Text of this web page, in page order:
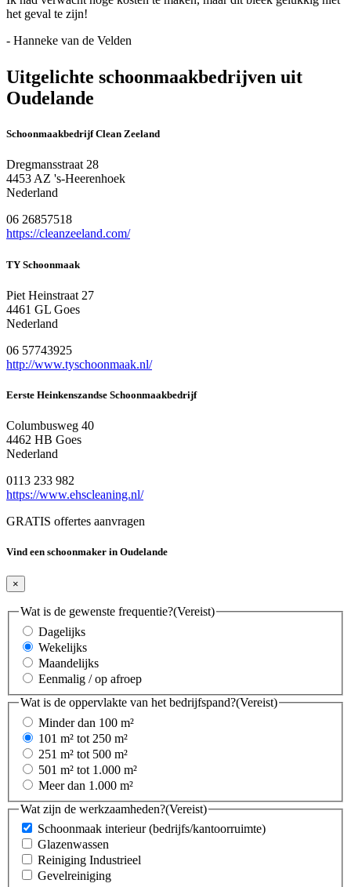
het geval te zijn!
- Hanneke van de Velden
Uitgelichte schoonmaakbedrijven uit
Oudelande
Schoonmaakbedrijf Clean Zeeland
Dregmansstraat 28
4453 AZ 's-Heerenhoek
Nederland
06 26857518
https://cleanzeeland.com/
TY Schoonmaak
Piet Heinstraat 27
4461 GL Goes
Nederland
06 57743925
http://www.tyschoonmaak.nl/
Eerste Heinkenszandse Schoonmaakbedrijf
Columbusweg 40
4462 HB Goes
Nederland
0113 233 982
https://www.ehscleaning.nl/
GRATIS offertes aanvragen
Vind een schoonmaker in Oudelande
×
Wat is de gewenste frequentie?(Vereist)
Dagelijks
Wekelijks
Maandelijks
Eenmalig / op afroep
Wat is de oppervlakte van het bedrijfspand?(Vereist)
Minder dan 100 m²
101 m² tot 250 m²
251 m² tot 500 m²
501 m² tot 1.000 m²
Meer dan 1.000 m²
Wat zijn de werkzaamheden?(Vereist)
Schoonmaak interieur (bedrijfs/kantoorruimte)
Glazenwassen
Reiniging Industrieel
Gevelreiniging